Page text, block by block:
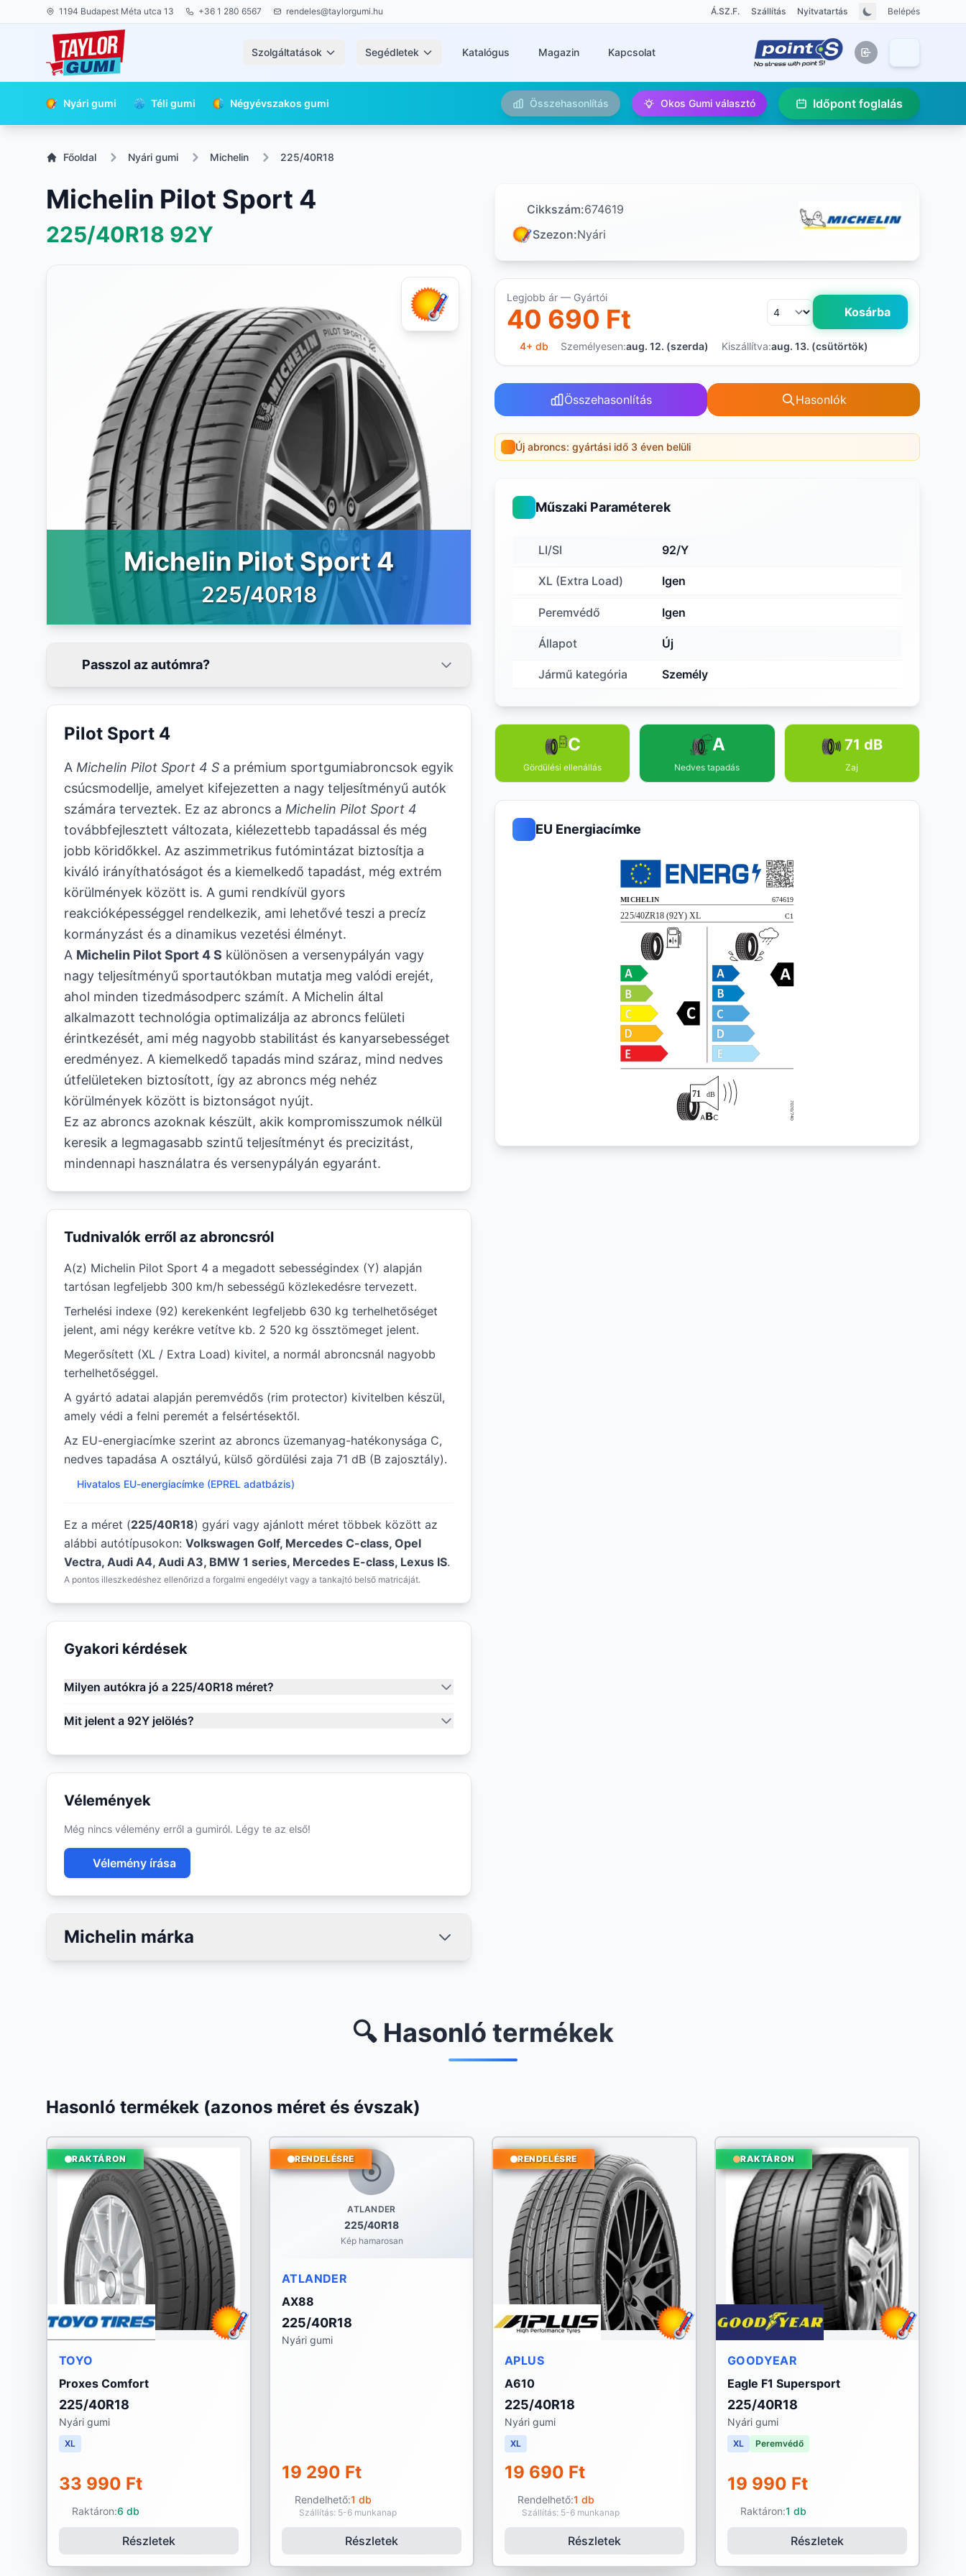
1194 Budapest Méta utca 13 +36 1 280 6567 rendeles@taylorgumi.hu Á.SZ.F. Szállítás Nyitvatartás Belépés
Szolgáltatások Segédletek Katalógus Magazin Kapcsolat
Nyári gumi Téli gumi Négyévszakos gumi Összehasonlítás Okos Gumi választó Időpont foglalás
Főoldal Nyári gumi Michelin 225/40R18
Michelin Pilot Sport 4
225/40R18 92Y
Michelin Pilot Sport 4
225/40R18
Passzol az autómra?
Pilot Sport 4
A Michelin Pilot Sport 4 S a prémium sportgumiabroncsok egyik
csúcsmodellje, amelyet kifejezetten a nagy teljesítményű autók
számára terveztek. Ez az abroncs a Michelin Pilot Sport 4
továbbfejlesztett változata, kiélezettebb tapadással és még
jobb köridőkkel. Az aszimmetrikus futómintázat biztosítja a
kiváló irányíthatóságot és a kiemelkedő tapadást, még extrém
körülmények között is. A gumi rendkívül gyors
reakcióképességgel rendelkezik, ami lehetővé teszi a precíz
kormányzást és a dinamikus vezetési élményt.
A Michelin Pilot Sport 4 S különösen a versenypályán vagy
nagy teljesítményű sportautókban mutatja meg valódi erejét,
ahol minden tizedmásodperc számít. A Michelin által
alkalmazott technológia optimalizálja az abroncs felületi
érintkezését, ami még nagyobb stabilitást és kanyarsebességet
eredményez. A kiemelkedő tapadás mind száraz, mind nedves
útfelületeken biztosított, így az abroncs még nehéz
körülmények között is biztonságot nyújt.
Ez az abroncs azoknak készült, akik kompromisszumok nélkül
keresik a legmagasabb szintű teljesítményt és precizitást,
mindennapi használatra és versenypályán egyaránt.
Tudnivalók erről az abroncsról
A(z) Michelin Pilot Sport 4 a megadott sebességindex (Y) alapján
tartósan legfeljebb 300 km/h sebességű közlekedésre tervezett.
Terhelési indexe (92) kerekenként legfeljebb 630 kg terhelhetőséget
jelent, ami négy kerékre vetítve kb. 2 520 kg össztömeget jelent.
Megerősített (XL / Extra Load) kivitel, a normál abroncsnál nagyobb
terhelhetőséggel.
A gyártó adatai alapján peremvédős (rim protector) kivitelben készül,
amely védi a felni peremét a felsértésektől.
Az EU-energiacímke szerint az abroncs üzemanyag-hatékonysága C,
nedves tapadása A osztályú, külső gördülési zaja 71 dB (B zajosztály).
Hivatalos EU-energiacímke (EPREL adatbázis)
Ez a méret (225/40R18) gyári vagy ajánlott méret többek között az
alábbi autótípusokon: Volkswagen Golf, Mercedes C-class, Opel
Vectra, Audi A4, Audi A3, BMW 1 series, Mercedes E-class, Lexus IS.
A pontos illeszkedéshez ellenőrizd a forgalmi engedélyt vagy a tankajtó belső matricáját.
Gyakori kérdések
Milyen autókra jó a 225/40R18 méret?
Mit jelent a 92Y jelölés?
Vélemények
Még nincs vélemény erről a gumiról. Légy te az első!
Vélemény írása
Michelin márka
Cikkszám:674619
Szezon:Nyári
Legjobb ár — Gyártói
40 690 Ft Kosárba
4+ db Személyesen:aug. 12. (szerda) Kiszállítva:aug. 13. (csütörtök)
Összehasonlítás Hasonlók
Új abroncs: gyártási idő 3 éven belüli
Műszaki Paraméterek
LI/SI 92/Y
XL (Extra Load) Igen
Peremvédő Igen
Állapot Új
Jármű kategória Személy
C
Gördülési ellenállás
A
Nedves tapadás
71 dB
Zaj
EU Energiacímke
🔍 Hasonló termékek
Hasonló termékek (azonos méret és évszak)
RAKTÁRON
TOYO
Proxes Comfort
225/40R18
Nyári gumi
XL
33 990 Ft
Raktáron:6 db
Részletek
ATLANDER
225/40R18
Kép hamarosan
RENDELÉSRE
ATLANDER
AX88
225/40R18
Nyári gumi
19 290 Ft
Rendelhető:1 db
Szállítás: 5-6 munkanap
Részletek
RENDELÉSRE
APLUS
A610
225/40R18
Nyári gumi
XL
19 690 Ft
Rendelhető:1 db
Szállítás: 5-6 munkanap
Részletek
RAKTÁRON
GOODYEAR
Eagle F1 Supersport
225/40R18
Nyári gumi
XL Peremvédő
19 990 Ft
Raktáron:1 db
Részletek